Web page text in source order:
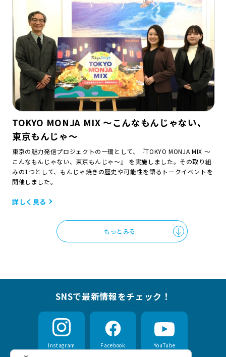
TOKYO MONJA MIX ～こんなもんじゃない、
東京もんじゃ～
東京の魅力発信プロジェクトの一環として、『TOKYO MONJA MIX ～
こんなもんじゃない、東京もんじゃ～』 を実施しました。その取り組
みの1つとして、もんじゃ焼きの歴史や可能性を語るトークイベントを
開催しました。
詳しく見る
もっとみる
SNSで最新情報をチェック！
Instagram（別ウィンドウで開きます）
Facebook（別ウィンドウで開きます）
YouTube（別ウィンドウ